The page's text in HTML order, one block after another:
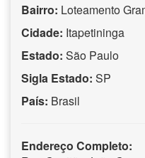
Bairro: Loteamento
Cidade: Itapetininga
Estado: São Paulo
Sigla Estado: SP
País: Brasil
Endereço Completo: